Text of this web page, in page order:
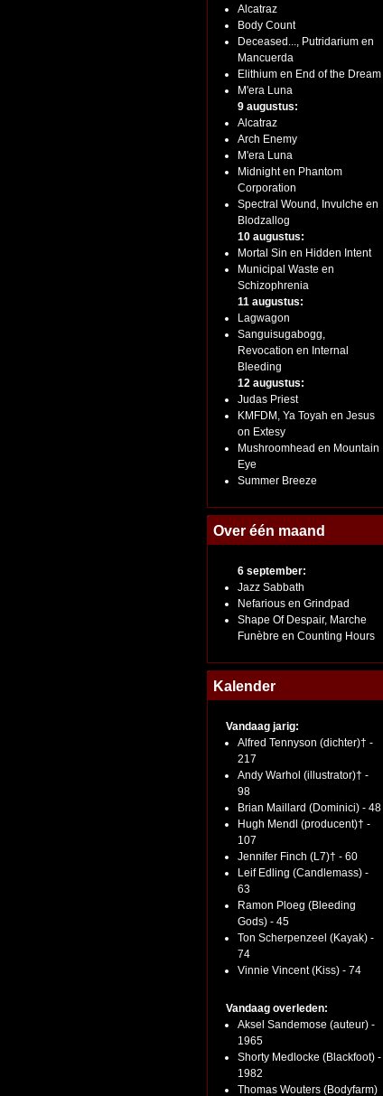
Alcatraz
Body Count
Deceased..., Putridarium en
Mancuerda
Elithium en End of the Dream
M'era Luna
9 augustus:
Alcatraz
Arch Enemy
M'era Luna
Midnight en Phantom
Corporation
Spectral Wound, Invulche en
Blodzallog
10 augustus:
Mortal Sin en Hidden Intent
Municipal Waste en
Schizophrenia
11 augustus:
Lagwagon
Sanguisugabogg,
Revocation en Internal
Bleeding
12 augustus:
Judas Priest
KMFDM, Ya Toyah en Jesus
on Extesy
Mushroomhead en Mountain
Eye
Summer Breeze
Over één maand
6 september:
Jazz Sabbath
Nefarious en Grindpad
Shape Of Despair, Marche
Funèbre en Counting Hours
Kalender
Vandaag jarig:
Alfred Tennyson (dichter)† -
217
Andy Warhol (illustrator)† -
98
Brian Maillard (Dominici) - 48
Hugh Mendl (producent)† -
107
Jennifer Finch (L7)† - 60
Leif Edling (Candlemass) -
63
Ramon Ploeg (Bleeding
Gods) - 45
Ton Scherpenzeel (Kayak) -
74
Vinnie Vincent (Kiss) - 74
Vandaag overleden:
Aksel Sandemose (auteur) -
1965
Shorty Medlocke (Blackfoot) -
1982
Thomas Wouters (Bodyfarm)